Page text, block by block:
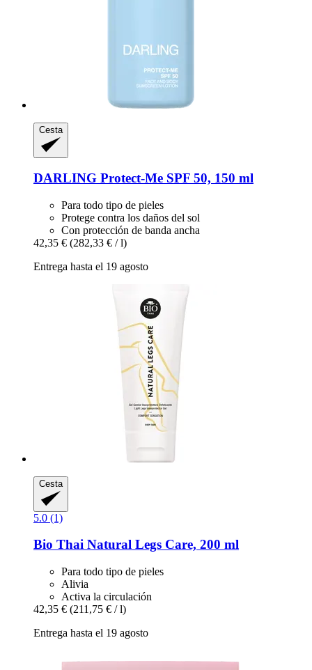
Cesta
DARLING Protect-​Me SPF 50, 150 ml
Para todo tipo de pieles
Protege contra los daños del sol
Con protección de banda ancha
42,35 € (282,33 € / l)
Entrega hasta el 19 agosto
Cesta
5.0 (1)
Bio Thai Natural Legs Care, 200 ml
Para todo tipo de pieles
Alivia
Activa la circulación
42,35 € (211,75 € / l)
Entrega hasta el 19 agosto